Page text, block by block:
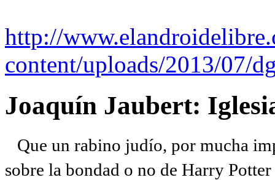
http://
content/uploads/2013/07/
Joaquín Jaubert:
Que un rabino judío, por mucha
sobre la bondad o no de Harry